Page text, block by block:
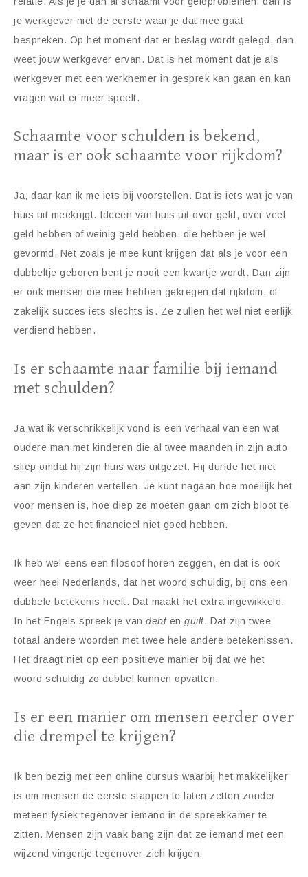
je werkgever niet de eerste waar je dat mee gaat
bespreken. Op het moment dat er beslag wordt gelegd, dan
weet jouw werkgever ervan. Dat is het moment dat je als
werkgever met een werknemer in gesprek kan gaan en kan
vragen wat er meer speelt.
Schaamte voor schulden is bekend,
maar is er ook schaamte voor rijkdom?
Ja, daar kan ik me iets bij voorstellen. Dat is iets wat je van
huis uit meekrijgt. Ideeën van huis uit over geld, over veel
geld hebben of weinig geld hebben, die hebben je wel
gevormd. Net zoals je mee kunt krijgen dat als je voor een
dubbeltje geboren bent je nooit een kwartje wordt. Dan zijn
er ook mensen die mee hebben gekregen dat rijkdom, of
zakelijk succes iets slechts is. Ze zullen het wel niet eerlijk
verdiend hebben.
Is er schaamte naar familie bij iemand
met schulden?
Ja wat ik verschrikkelijk vond is een verhaal van een wat
oudere man met kinderen die al twee maanden in zijn auto
sliep omdat hij zijn huis was uitgezet. Hij durfde het niet
aan zijn kinderen vertellen. Je kunt nagaan hoe moeilijk het
voor mensen is, hoe diep ze moeten gaan om zich bloot te
geven dat ze het financieel niet goed hebben.
Ik heb wel eens een filosoof horen zeggen, en dat is ook
weer heel Nederlands, dat het woord schuldig, bij ons een
dubbele betekenis heeft. Dat maakt het extra ingewikkeld.
In het Engels spreek je van debten guilt. Dat zijn twee
totaal andere woorden met twee hele andere betekenissen.
Het draagt niet op een positieve manier bij dat we het
woord schuldig zo dubbel kunnen opvatten.
Is er een manier om mensen eerder over
die drempel te krijgen?
Ik ben bezig met een online cursus waarbij het makkelijker
is om mensen de eerste stappen te laten zetten zonder
meteen fysiek tegenover iemand in de spreekkamer te
zitten. Mensen zijn vaak bang zijn dat ze iemand met een
wijzend vingertje tegenover zich krijgen.